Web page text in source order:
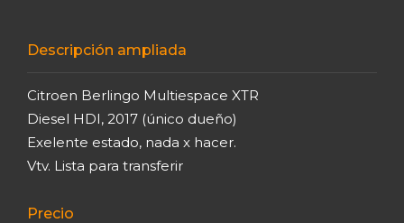
Descripción ampliada
Citroen Berlingo Multiespace XTR
Diesel HDI, 2017 (único dueño)
Exelente estado, nada x hacer.
Vtv. Lista para transferir
Precio